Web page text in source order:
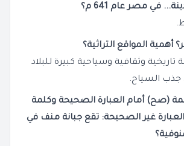
في مصر عام 641 م؟
المواقع التراثية؟
تاريخية وثقافية وسياحية كبيرة للبلاد
السياح.
(صح) أمام العبارة الصحيحة وكلمة
غير الصحيحة: تقع جبانة منف في